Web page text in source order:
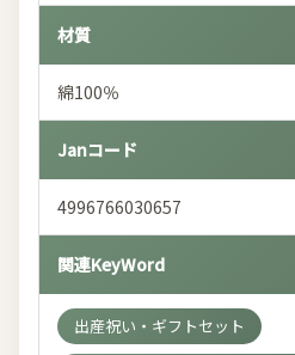
材質
綿100％
Janコード
4996766030657
関連KeyWord
出産祝い・ギフトセット